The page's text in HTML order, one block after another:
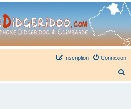
Didgeridoo - retrouvez la communauté.
Connexion
Inscription